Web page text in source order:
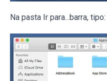
Na pasta Ir para...barra, tipo: